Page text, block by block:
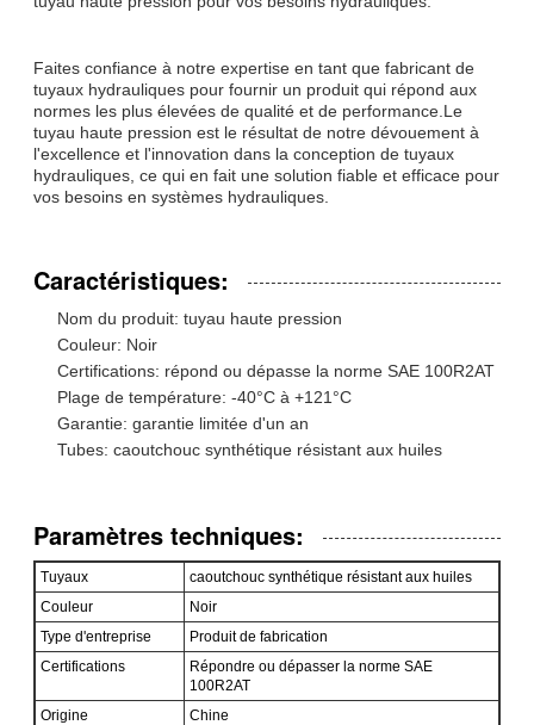
Faites confiance à notre expertise en tant que fabricant de
tuyaux hydrauliques pour fournir un produit qui répond aux
normes les plus élevées de qualité et de performance.Le
tuyau haute pression est le résultat de notre dévouement à
l'excellence et l'innovation dans la conception de tuyaux
hydrauliques, ce qui en fait une solution fiable et efficace pour
vos besoins en systèmes hydrauliques.
Caractéristiques:
Nom du produit: tuyau haute pression
Couleur: Noir
Certifications: répond ou dépasse la norme SAE 100R2AT
Plage de température: -40°C à +121°C
Garantie: garantie limitée d'un an
Tubes: caoutchouc synthétique résistant aux huiles
Paramètres techniques:
Tuyaux
caoutchouc synthétique résistant aux huiles
Couleur
Noir
Type d'entreprise
Produit de fabrication
Certifications
Répondre ou dépasser la norme SAE
100R2AT
Origine
Chine